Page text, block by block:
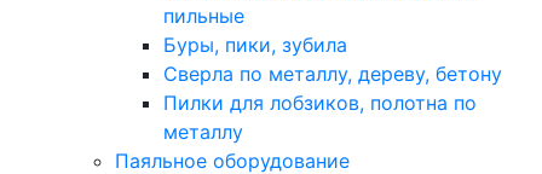
пильные
Буры, пики, зубила
Сверла по металлу, дереву, бетону
Пилки для лобзиков, полотна по
металлу
Паяльное оборудование